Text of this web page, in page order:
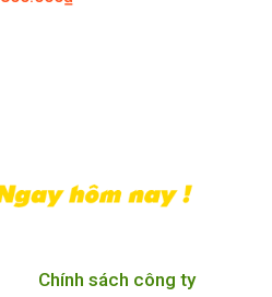
Chính sách công ty